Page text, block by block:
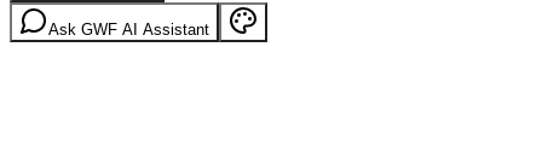
Ask GWF AI Assistant